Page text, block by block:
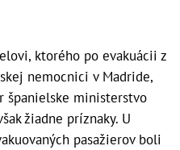
ktorého po evakuácii z
nemocnici v Madride,
španielske ministerstvo
žiadne príznaky. U
pasažierov boli